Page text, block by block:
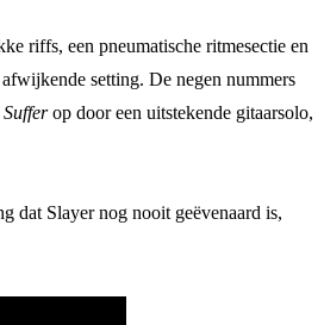
riffs, een pneumatische ritmesectie en
setting. De negen nummers
op door een uitstekende gitaarsolo,
dat Slayer nog nooit geëvenaard is,